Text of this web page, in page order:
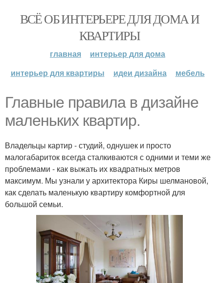
ВСЁ ОБ ИНТЕРЬЕРЕ ДЛЯ ДОМА И
КВАРТИРЫ
главная
интерьер для дома
интерьер для квартиры
идеи дизайна мебель
Главные правила в дизайне
маленьких квартир.
Владельцы картир - студий, однушек и просто
малогабариток всегда сталкиваются с одними и теми же
проблемами - как выжать их квадратных метров
максимум. Мы узнали у архитектора Киры шелмановой,
как сделать маленькую квартиру комфортной для
большой семьи.